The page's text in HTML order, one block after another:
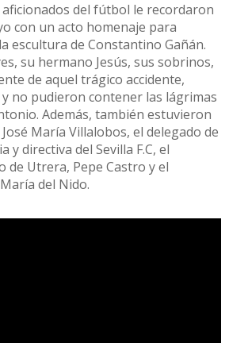
del fútbol le recordaron
con un acto homenaje para
escultura de Constantino Gañán.
su hermano Jesús, sus sobrinos,
de aquel trágico accidente,
no pudieron contener las lágrimas
Además, también estuvieron
María Villalobos, el delegado de
y directiva del Sevilla F.C, el
de Utrera, Pepe Castro y el
del Nido.